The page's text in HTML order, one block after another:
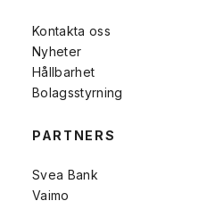
Kontakta oss
Nyheter
Hållbarhet
Bolagsstyrning
PARTNERS
Svea Bank
Vaimo